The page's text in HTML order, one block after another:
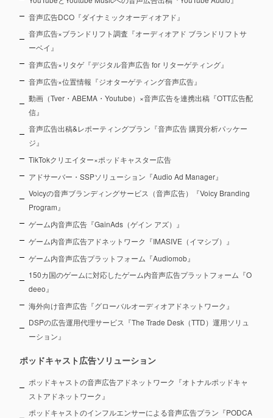
音声広告DCO『ダイナミックオーディオアド』
音声広告×ブランドリフト調査『オーディオアド ブランドリフトサ
ーベイ』
音声広告×リタゲ『デジタル音声広告 for リターゲティング』
音声広告×位置情報『ジオターゲティング音声広告』
動画（Tver・ABEMA・Youtube）×音声広告を連携出稿『OTT広告配
信』
音声広告出稿&レポーティングプラン『音声広告 購買分析パッケー
ジ』
TikTokクリエイター×ポッドキャスター広告
アドサーバー・SSPソリューション『Audio Ad Manager』
Voicyの音声ブランディングサービス（音声広告）『Voicy Branding
Program』
ゲーム内音声広告『GainAds（ゲイン アズ）』
ゲーム内音声広告アドネットワーク『IMASIVE（イマシブ）』
ゲーム内音声広告プラットフォーム『Audiomob』
150カ国のゲームに対応したゲーム内音声広告プラットフォーム『O
deeo』
海外向け音声広告『グローバルオーディオアドネットワーク』
DSPの広告運用代理サービス『The Trade Desk（TTD）運用ソリュ
ーション』
ポッドキャスト広告ソリューション
ポッドキャストの音声広告アドネットワーク『オトナルポッドキャ
ストアドネットワーク』
ポッドキャストのインフルエンサーによる音声広告プラン『PODCA